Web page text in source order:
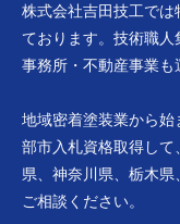
株式会社吉田技工で
ております。技術職
事務所・不動産事業も
地域密着塗装業から始
部市入札資格取得し
県、神奈川県、栃木
ご相談ください。